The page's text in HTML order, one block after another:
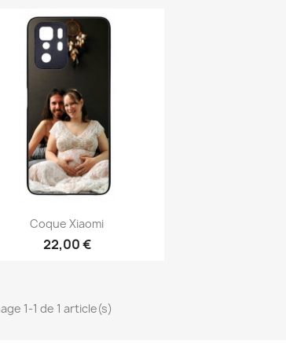
Aperçu rapide
Coque Xiaomi
22,00 €
1-1 de 1 article(s)